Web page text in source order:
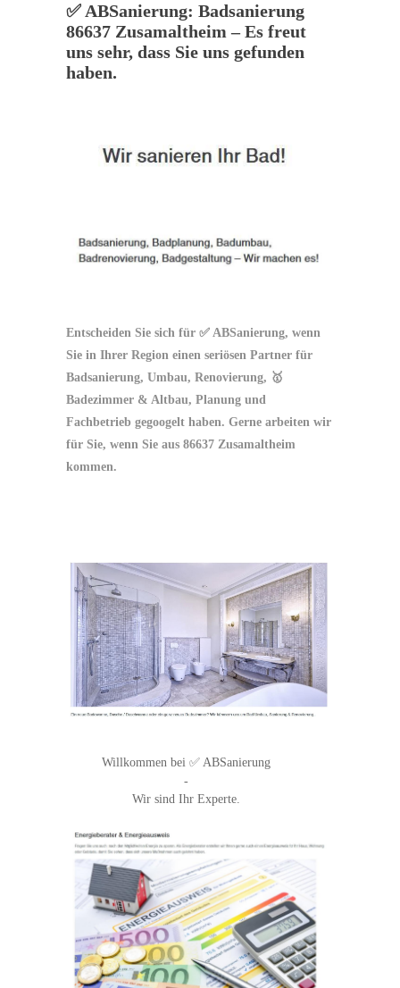
✅ ABSanierung: Badsanierung
86637 Zusamaltheim – Es freut
uns sehr, dass Sie uns gefunden
haben.
Entscheiden Sie sich für ✅ ABSanierung, wenn
Sie in Ihrer Region einen seriösen Partner für
Badsanierung, Umbau, Renovierung, 🥇
Badezimmer & Altbau, Planung und
Fachbetrieb gegoogelt haben. Gerne arbeiten wir
für Sie, wenn Sie aus 86637 Zusamaltheim
kommen.
Willkommen bei ✅ ABSanierung
-
Wir sind Ihr Experte.